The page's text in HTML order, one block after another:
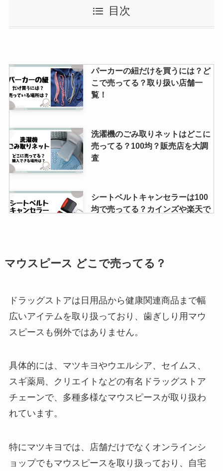
楽天ミニの販売終了はなぜ？販売
再開したの？1 円ひどいってな
に？
お玉置きは100均のダイソーやセ
リアで売ってるの？無印良品で
ピュアナチュラルシャンプーが生
産終了の理由とは？
正座椅子はしまむらで売ってる？
正座椅子の取扱店をご紹介！
ファボワール製造中止の理由は？
低用量ピルとは？効果や副作用ま
プロ業務用ハンドクリームはどこ
で売ってる？マツキヨやココカラ
icocaの限定デザインはどこで買
える？発売予定はあるの？デザイ
目次
パーカーの紐だけを買うには？ど
こで売ってる？取り扱い店舗一
覧！
洗濯機のごみ取りネットはどこに
売ってる？100均？販売店を大調
査
シートベルトキャンセラーは100
均で売ってる？カインズや楽天で
松山油脂の化粧水はどこで売って
切手はどこで買える？84円の買い
方は？コンビニで売ってるの？郵
アラミスト点鼻薬製造中止の理由
は？長期使用で副作用はある？
薬菓(ヤッカ)の売ってる場所は？
業務スーパーでも売ってる？
マウスピース どこで売ってる？
ドラッグストアは日用品から健康関連商品まで幅
広いアイテムを取り扱っており、歯ぎしり用マウ
スピースも例外ではありません。
具体的には、マツキヨやウエルシア、セイムス、
スギ薬局、クリエイトなどの有名ドラッグストア
チェーンで、多種多様なマウスピースが取り扱わ
れています。
特にマツキヨでは、店舗だけでなくオンラインシ
ョップでもマウスピースを取り扱っており、自宅